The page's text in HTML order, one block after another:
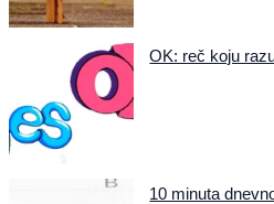
OK: reč koju
10 minuta